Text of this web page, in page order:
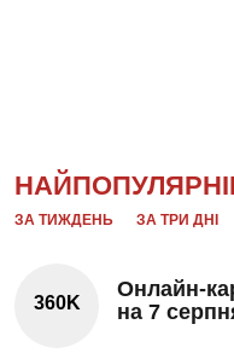
ЗА ТИЖДЕНЬ ЗА ТРИ ДНІ
360K
Онлайн-
на 7